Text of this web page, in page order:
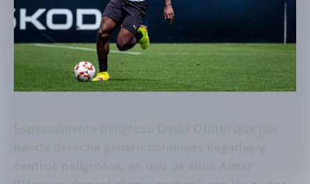
Especialmente peligroso David Otorbi que por
banda derecha generó continuas llegadas y
centros peligrosos, en uno de ellos Aimar